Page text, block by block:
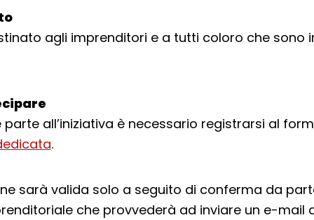
agli imprenditori e a tutti coloro che sono
parte all’iniziativa è necessario registrarsi al
.
sarà valida solo a seguito di conferma da
che provvederà ad inviare un e-mail